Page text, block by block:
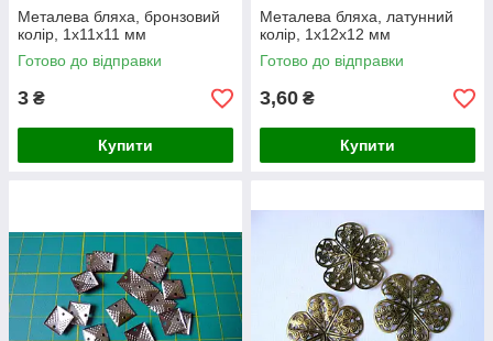
Металева бляха, бронзовий
колір, 1х11х11 мм
Готово до відправки
3 ₴
Купити
Металева бляха, латунний
колір, 1х12х12 мм
Готово до відправки
3,60 ₴
Купити